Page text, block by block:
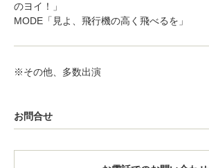
のヨイ！」
MODE「見よ、飛行機の高く飛べるを」
※その他、多数出演
お問合せ